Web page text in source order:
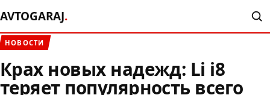
AVTOGARAJ.
НОВОСТИ
Крах новых надежд: Li i8
теряет популярность всего